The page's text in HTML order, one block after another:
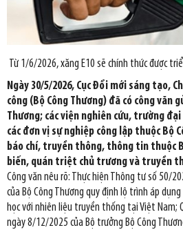
Từ 1/6/2026, xăng E10 sẽ chính thức được
Ngày 30/5/2026, Cục Đổi mới sáng tạo,
công (Bộ Công Thương) đã có công văn
Thương; các viện nghiên cứu, trường
các đơn vị sự nghiệp công lập thuộc Bộ
báo chí, truyền thông, thông tin thuộc
biến, quán triệt chủ trương và truyền
Công văn nêu rõ: Thực hiện Thông tư số 50/
của Bộ Công Thương quy định lộ trình áp
học với nhiên liệu truyền thống tại Việt Nam;
ngày 8/12/2025 của Bộ trưởng Bộ Công